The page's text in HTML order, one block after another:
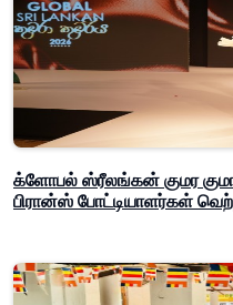
க்ளோபல் ஸ்ரீலங்கன் குமர
பிரான்ஸ் போட்டியாளர்கள்